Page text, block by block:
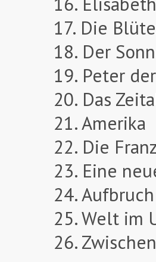
17. Die
18. Der
19. Peter
20. Das
21. Amerika
22. Die
23. Eine
24.
25. Welt im
26.